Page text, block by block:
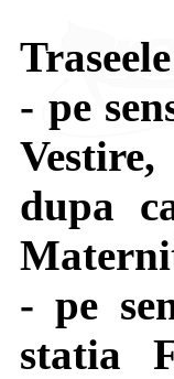
- pe
dupa
- pe
statia